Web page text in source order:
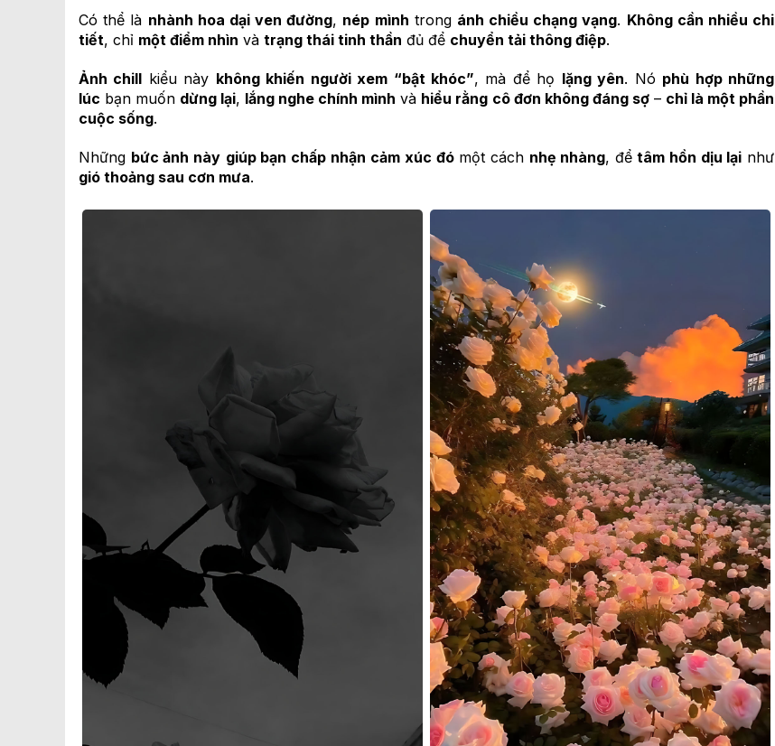
Có thể là nhành hoa dại ven đường, nép mình trong ánh chiều chạng vạng. Không cần nhiều chi
tiết, chỉ một điểm nhìn và trạng thái tinh thần đủ để chuyển tải thông điệp.
Ảnh chill kiểu này không khiến người xem “bật khóc”, mà để họ lặng yên. Nó phù hợp những
lúc bạn muốn dừng lại, lắng nghe chính mình và hiểu rằng cô đơn không đáng sợ – chỉ là một phần
cuộc sống.
Những bức ảnh này giúp bạn chấp nhận cảm xúc đómột cách nhẹ nhàng, đểtâm hồn dịu lại như
gió thoảng sau cơn mưa.